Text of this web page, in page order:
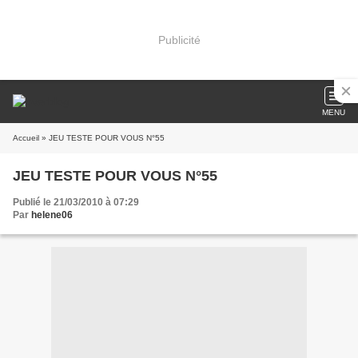
Publicité
MENU
Accueil » JEU TESTE POUR VOUS N°55
JEU TESTE POUR VOUS N°55
Publié le 21/03/2010 à 07:29
Par helene06